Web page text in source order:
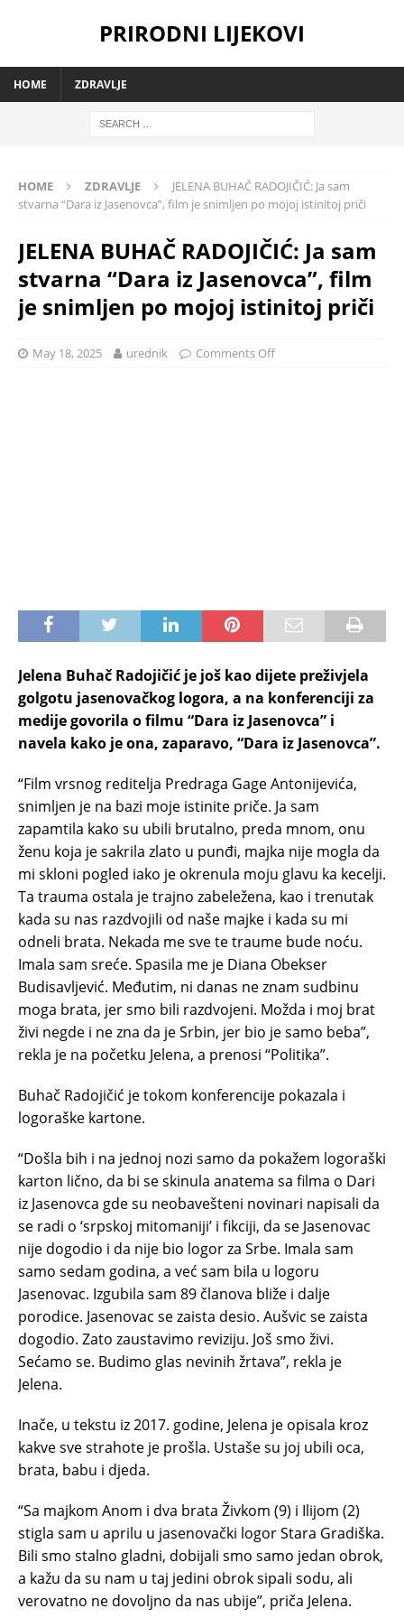
PRIRODNI LIJEKOVI
HOME ZDRAVLJE
HOME ZDRAVLJE
JELENA BUHAČ RADOJIČIĆ: Ja sam
stvarna “Dara iz Jasenovca”, film je snimljen po mojoj istinitoj priči
JELENA BUHAČ RADOJIČIĆ: Ja sam
stvarna “Dara iz Jasenovca”, film
je snimljen po mojoj istinitoj priči
May 18, 2025 urednik Comments Off
Jelena Buhač Radojičić je još kao dijete preživjela
golgotu jasenovačkog logora, a na konferenciji za
medije govorila o filmu “Dara iz Jasenovca” i
navela kako je ona, zaparavo, “Dara iz Jasenovca”.
“Film vrsnog reditelja Predraga Gage Antonijevića,
snimljen je na bazi moje istinite priče. Ja sam
zapamtila kako su ubili brutalno, preda mnom, onu
ženu koja je sakrila zlato u punđi, majka nije mogla da
mi skloni pogled iako je okrenula moju glavu ka kecelji.
Ta trauma ostala je trajno zabeležena, kao i trenutak
kada su nas razdvojili od naše majke i kada su mi
odneli brata. Nekada me sve te traume bude noću.
Imala sam sreće. Spasila me je Diana Obekser
Budisavljević. Međutim, ni danas ne znam sudbinu
moga brata, jer smo bili razdvojeni. Možda i moj brat
živi negde i ne zna da je Srbin, jer bio je samo beba”,
rekla je na početku Jelena, a prenosi “Politika”.
Buhač Radojičić je tokom konferencije pokazala i
logoraške kartone.
“Došla bih i na jednoj nozi samo da pokažem logoraški
karton lično, da bi se skinula anatema sa filma o Dari
iz Jasenovca gde su neobavešteni novinari napisali da
se radi o ‘srpskoj mitomaniji’ i fikciji, da se Jasenovac
nije dogodio i da nije bio logor za Srbe. Imala sam
samo sedam godina, a već sam bila u logoru
Jasenovac. Izgubila sam 89 članova bliže i dalje
porodice. Jasenovac se zaista desio. Aušvic se zaista
dogodio. Zato zaustavimo reviziju. Još smo živi.
Sećamo se. Budimo glas nevinih žrtava”, rekla je
Jelena.
Inače, u tekstu iz 2017. godine, Jelena je opisala kroz
kakve sve strahote je prošla. Ustaše su joj ubili oca,
brata, babu i djeda.
“Sa majkom Anom i dva brata Živkom (9) i Ilijom (2)
stigla sam u aprilu u jasenovački logor Stara Gradiška.
Bili smo stalno gladni, dobijali smo samo jedan obrok,
a kažu da su nam u taj jedini obrok sipali sodu, ali
verovatno ne dovoljno da nas ubije”, priča Jelena.